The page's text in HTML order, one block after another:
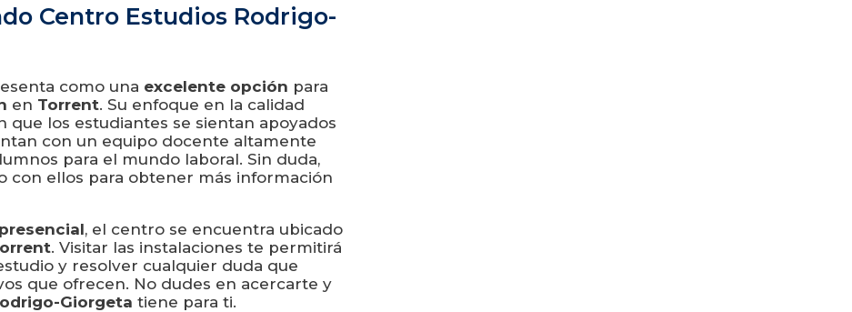
Centro Estudios Rodrigo-
como una excelente opción para
en Torrent. Su enfoque en la calidad
que los estudiantes se sientan apoyados
con un equipo docente altamente
para el mundo laboral. Sin duda,
con ellos para obtener más información
presencial, el centro se encuentra ubicado
. Visitar las instalaciones te permitirá
y resolver cualquier duda que
que ofrecen. No dudes en acercarte y
Giorgeta tiene para ti.